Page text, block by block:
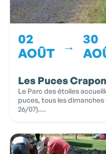
02
AOÛT
→
30
Les Puces
Le Parc des étoiles
puces, tous les
26/07)....